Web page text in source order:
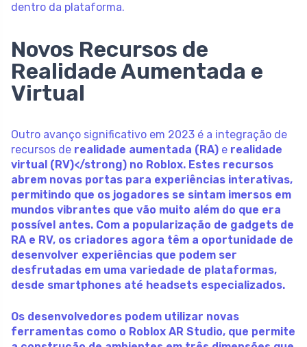
dentro da plataforma.
Novos Recursos de
Realidade Aumentada e
Virtual
Outro avanço significativo em 2023 é a integração de
recursos de realidade aumentada (RA) e realidade
virtual (RV)</strong) no Roblox. Estes recursos
abrem novas portas para experiências interativas,
permitindo que os jogadores se sintam imersos em
mundos vibrantes que vão muito além do que era
possível antes. Com a popularização de gadgets de
RA e RV, os criadores agora têm a oportunidade de
desenvolver experiências que podem ser
desfrutadas em uma variedade de plataformas,
desde smartphones até headsets especializados.
Os desenvolvedores podem utilizar novas
ferramentas como o Roblox AR Studio, que permite